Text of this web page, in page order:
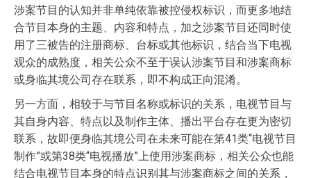
涉案节目的认知并非单纯依靠被控侵权标识，而更多地结
合节目本身的主题、内容和特点，加之涉案节目还同时使
用了三被告的注册商标、台标或其他标识，结合当下电视
观众的成熟度，相关公众不至于误认涉案节目和涉案商标
或身临其境公司存在联系，即不构成正向混淆。
另一方面，相较于与节目名称或标识的关系，电视节目与
其自身内容、特点以及制作主体、播出平台存在更为密切
联系，故即便身临其境公司在未来可能在第41类“电视节目
制作”或第38类“电视播放”上使用涉案商标，相关公众也能
结合电视节目本身的特点识别其与涉案商标之间的关系，